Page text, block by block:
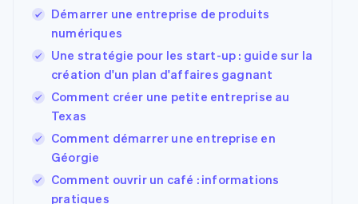
Démarrer une entreprise de produits
numériques
Une stratégie pour les start-up : guide sur la
création d'un plan d'affaires gagnant
Comment créer une petite entreprise au
Texas
Comment démarrer une entreprise en
Géorgie
Comment ouvrir un café : informations
pratiques